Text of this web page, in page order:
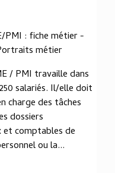
PMI : fiche métier -
métier
/ PMI travaille dans
salariés. Il/elle doit
charge des tâches
dossiers
comptables de
ou la...